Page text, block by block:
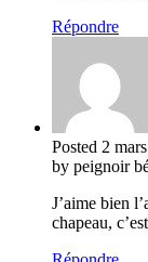
Répondre
Posted 2
by peignoir
J’aime bien
chapeau,